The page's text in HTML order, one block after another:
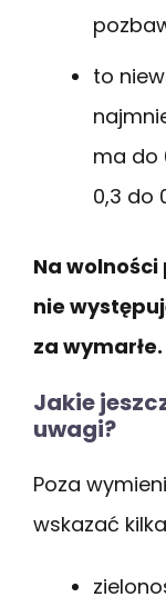
to
ma do
0,3 do
Na
nie
za wymarłe.
Jakie
uwagi?
Poza
wskazać